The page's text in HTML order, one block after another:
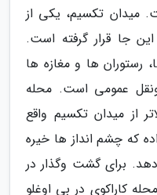
میدان تکسیم، یکی از
جا قرار گرفته است.
رستوران ها و مغازه ها
عمومی است. محله
از میدان تکسیم واقع
که چشم انداز ها خیره
دهد. برای گشت وگذار در
کاراکوی در بی اوغلو